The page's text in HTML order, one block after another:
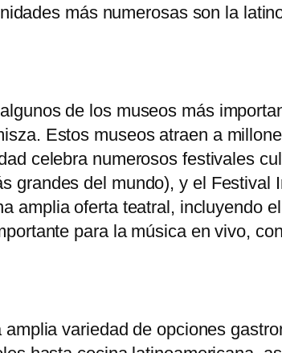
más numerosas son la
de los museos más
Estos museos atraen a
celebra numerosos festivales
grandes del mundo), y el Festival
amplia oferta teatral, incluyendo
para la música en vivo,
variedad de opciones